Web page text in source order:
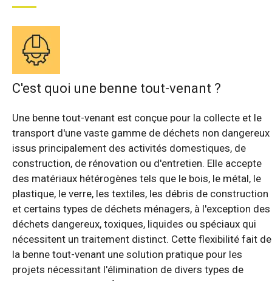
C'est quoi une benne tout-venant ?
Une benne tout-venant est conçue pour la collecte et le
transport d'une vaste gamme de déchets non dangereux
issus principalement des activités domestiques, de
construction, de rénovation ou d'entretien. Elle accepte
des matériaux hétérogènes tels que le bois, le métal, le
plastique, le verre, les textiles, les débris de construction
et certains types de déchets ménagers, à l'exception des
déchets dangereux, toxiques, liquides ou spéciaux qui
nécessitent un traitement distinct. Cette flexibilité fait de
la benne tout-venant une solution pratique pour les
projets nécessitant l'élimination de divers types de